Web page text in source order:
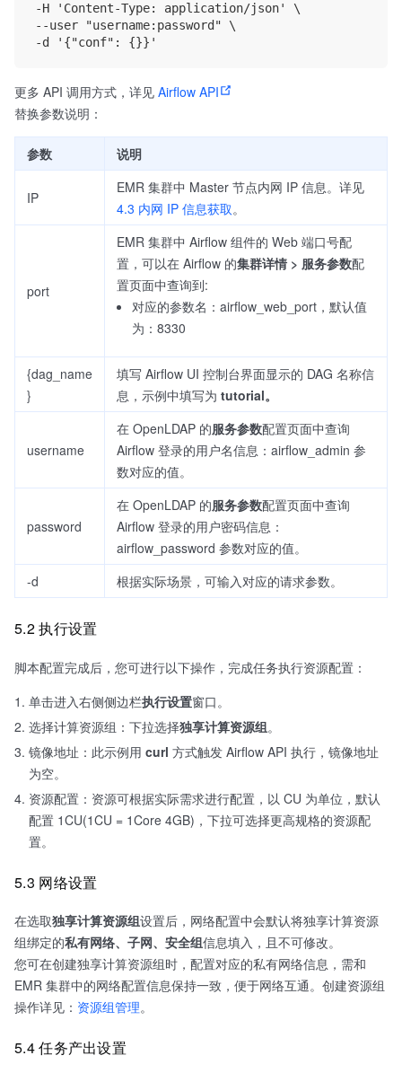
-H 'Content-Type: application/json' \
--user "username:password" \
更多 API 调用方式，详见 Airflow API
替换参数说明：
参数 说明
IP
EMR 集群中 Master 节点内网 IP 信息。详见
4.3 内网 IP 信息获取 。
port
EMR 集群中 Airflow 组件的 Web 端口号配
置，可以在 Airflow 的集群详情 > 服务参数配
置页面中查询到:
对应的参数名：airflow_web_port，默认值
为：8330
{dag_name
}
填写 Airflow UI 控制台界面显示的 DAG 名称信
息，示例中填写为 tutorial。
username
在 OpenLDAP 的服务参数配置页面中查询
Airflow 登录的用户名信息：airflow_admin 参
数对应的值。
password
在 OpenLDAP 的服务参数配置页面中查询
Airflow 登录的用户密码信息：
airflow_password 参数对应的值。
-d
根据实际场景，可输入对应的请求参数。
5.2 执行设置
脚本配置完成后，您可进行以下操作，完成任务执行资源配置：
单击进入右侧侧边栏执行设置窗口。
选择计算资源组：下拉选择独享计算资源组。
镜像地址：此示例用 curl 方式触发 Airflow API 执行，镜像地址
为空。
资源配置：资源可根据实际需求进行配置，以 CU 为单位，默认
配置 1CU(1CU = 1Core 4GB)，下拉可选择更高规格的资源配
置。
5.3 网络设置
在选取独享计算资源组设置后，网络配置中会默认将独享计算资源
组绑定的私有网络、子网、安全组信息填入，且不可修改。
您可在创建独享计算资源组时，配置对应的私有网络信息，需和
EMR 集群中的网络配置信息保持一致，便于网络互通。创建资源组
操作详见： 资源组管理。
5.4 任务产出设置